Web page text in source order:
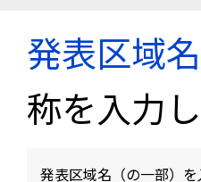
発表区域
称を入力
発表区域名（の一部）を